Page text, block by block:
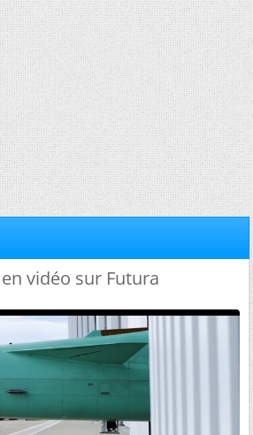
vidéo sur Futura